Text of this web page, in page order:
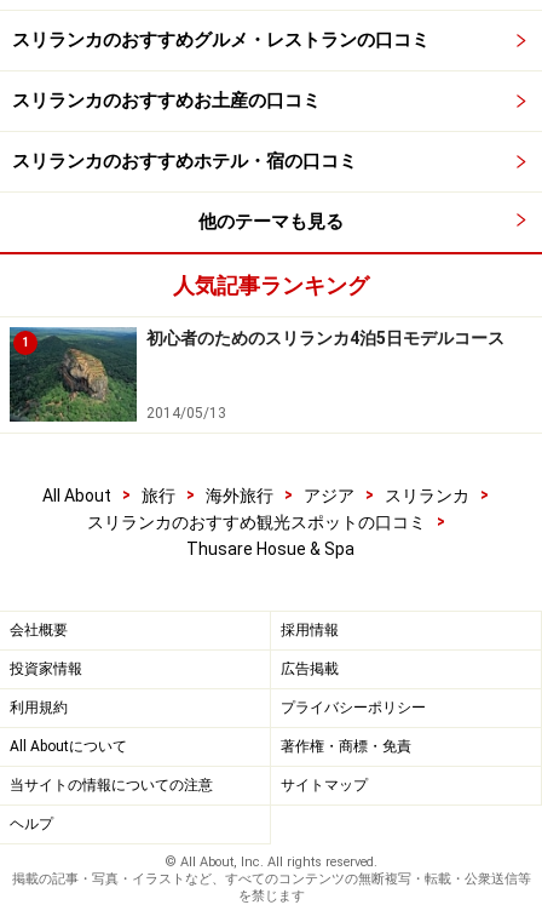
スリランカのおすすめグルメ・レストランの口コミ
スリランカのおすすめお土産の口コミ
スリランカのおすすめホテル・宿の口コミ
他のテーマも見る
人気記事ランキング
1 初心者のためのスリランカ4泊5日モデルコース
2014/05/13
All About > 旅行 > 海外旅行 > アジア > スリランカ
>
スリランカのおすすめ観光スポットの口コミ
>
Thusare Hosue & Spa
会社概要 採用情報
投資家情報 広告掲載
利用規約 プライバシーポリシー
All Aboutについて 著作権・商標・免責
当サイトの情報についての注意 サイトマップ
ヘルプ
© All About, Inc. All rights reserved.
掲載の記事・写真・イラストなど、すべてのコンテンツの無断複写・転載・公衆送信等
を禁じます